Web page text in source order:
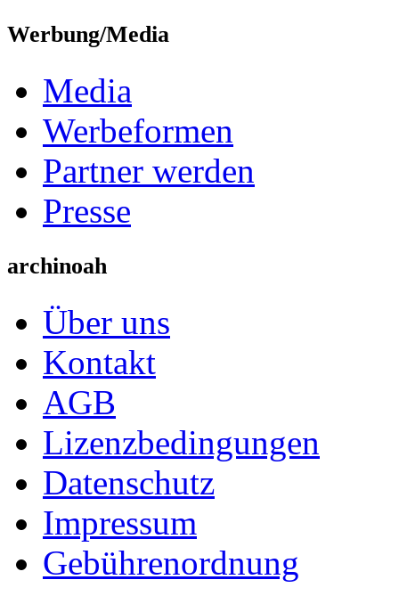
Werbung/Media
Media
Werbeformen
Partner werden
Presse
archinoah
Über uns
Kontakt
AGB
Lizenzbedingungen
Datenschutz
Impressum
Gebührenordnung